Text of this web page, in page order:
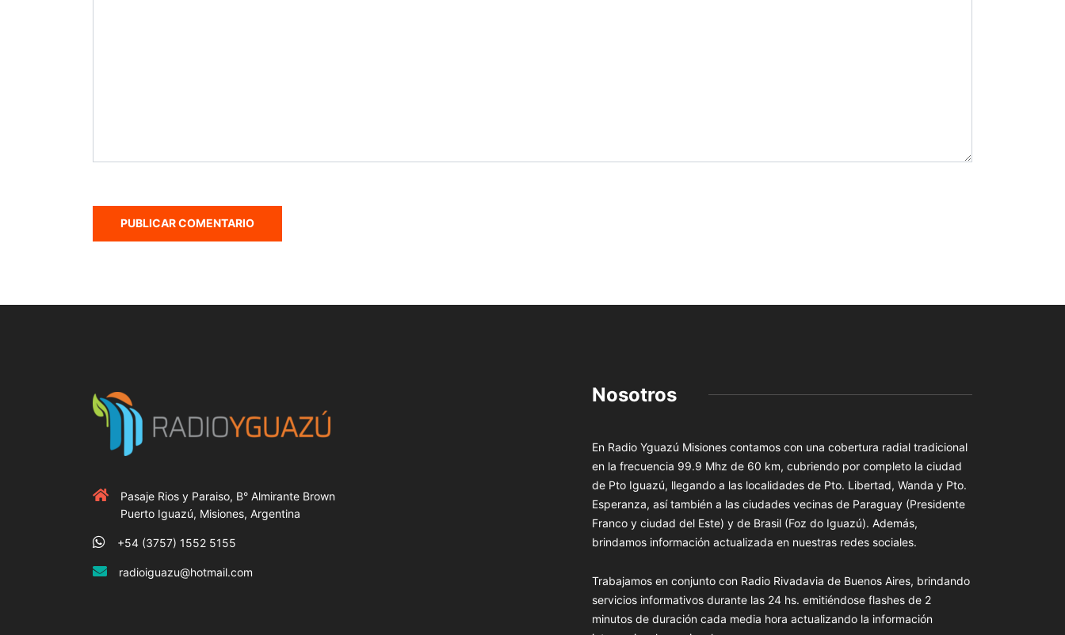
Pasaje Rios y Paraiso, B° Almirante Brown
Puerto Iguazú, Misiones, Argentina
+54 (3757) 1552 5155
radioiguazu@hotmail.com
Nosotros
En Radio Yguazú Misiones contamos con una cobertura radial tradicional
en la frecuencia 99.9 Mhz de 60 km, cubriendo por completo la ciudad
de Pto Iguazú, llegando a las localidades de Pto. Libertad, Wanda y Pto.
Esperanza, así también a las ciudades vecinas de Paraguay (Presidente
Franco y ciudad del Este) y de Brasil (Foz do Iguazú). Además,
brindamos información actualizada en nuestras redes sociales.
Trabajamos en conjunto con Radio Rivadavia de Buenos Aires, brindando
servicios informativos durante las 24 hs. emitiéndose flashes de 2
minutos de duración cada media hora actualizando la información